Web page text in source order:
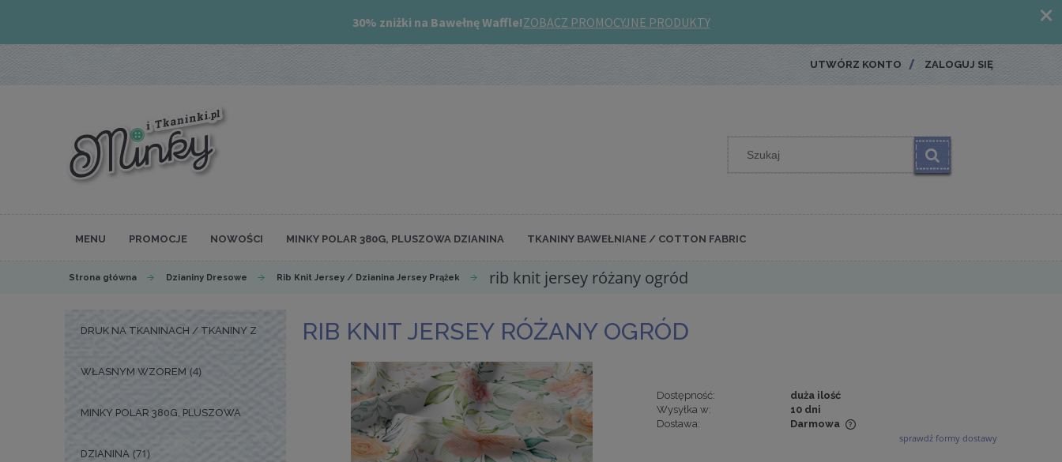
UTWÓRZ KONTO ZALOGUJ SIĘ
MENU PROMOCJE NOWOŚCI MINKY POLAR 380G, PLUSZOWA DZIANINA TKANINY BAWEŁNIANE / COTTON FABRIC
Strona główna Dzianiny Dresowe Rib Knit Jersey / Dzianina Jersey Prążek rib knit jersey różany ogród
DRUK NA TKANINACH / TKANINY Z
WŁASNYM WZOREM (4)
MINKY POLAR 380G, PLUSZOWA
DZIANINA (71)
RIB KNIT JERSEY RÓŻANY OGRÓD
Dostępność:
duża ilość
Wysyłka w:
10 dni
Dostawa:
Darmowa
sprawdź formy dostawy